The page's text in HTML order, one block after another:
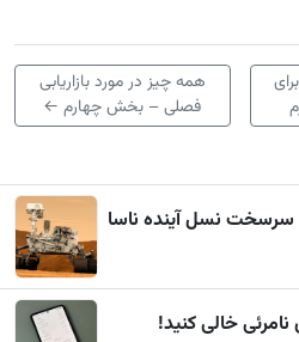
همه چیز در مورد بازاریابی
فصلی – بخش چهارم ←
خالی کنید!